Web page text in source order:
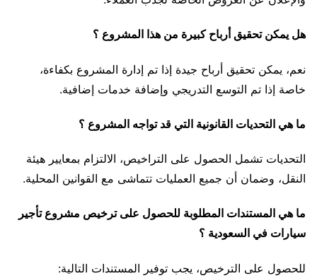
هل يمكن تحقيق أرباح كبيرة من هذا المشروع ؟
نعم، يمكن تحقيق أرباح جيدة إذا تم إدارة المشروع بكفاءة،
خاصة إذا تم التوسع التدريجي وإضافة خدمات إضافية.
ما هي التحديات القانونية التي قد تواجه المشروع ؟
التحديات تشمل الحصول على التراخيص، الالتزام بمعايير هيئة
النقل، وضمان أن جميع العمليات تتماشى مع القوانين المحلية.
ما هي المستندات المطلوبة للحصول على ترخيص مشروع تأجير
سيارات في السعودية ؟
للحصول على الترخيص، يجب توفير المستندات التالية: